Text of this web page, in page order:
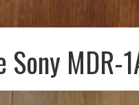
Sony MDR-